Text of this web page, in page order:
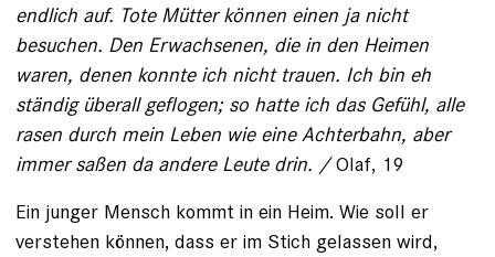
endlich auf. Tote Mütter können einen ja nicht
besuchen. Den Erwachsenen, die in den Heimen
waren, denen konnte ich nicht trauen. Ich bin eh
ständig überall geflogen; so hatte ich das Gefühl, alle
rasen durch mein Leben wie eine Achterbahn, aber
immer saßen da andere Leute drin. /Olaf, 19
Ein junger Mensch kommt in ein Heim. Wie soll er
verstehen können, dass er im Stich gelassen wird,